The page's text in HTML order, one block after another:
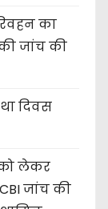
का
की जांच की
दिवस
को लेकर
जांच की